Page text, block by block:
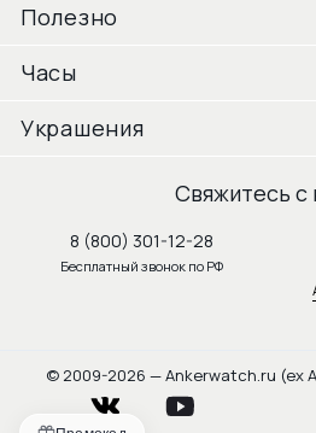
Полезно
Часы
Украшения
Свяжитесь с
8 (800) 301-12-28
Бесплатный звонок по РФ
© 2009-2026 — Ankerwatch.ru (ex
vkontakte youtube